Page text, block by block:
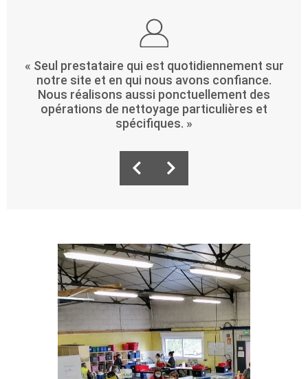
« Seul prestataire qui est quotidiennement sur
notre site et en qui nous avons confiance.
Nous réalisons aussi ponctuellement des
opérations de nettoyage particulières et
spécifiques. »